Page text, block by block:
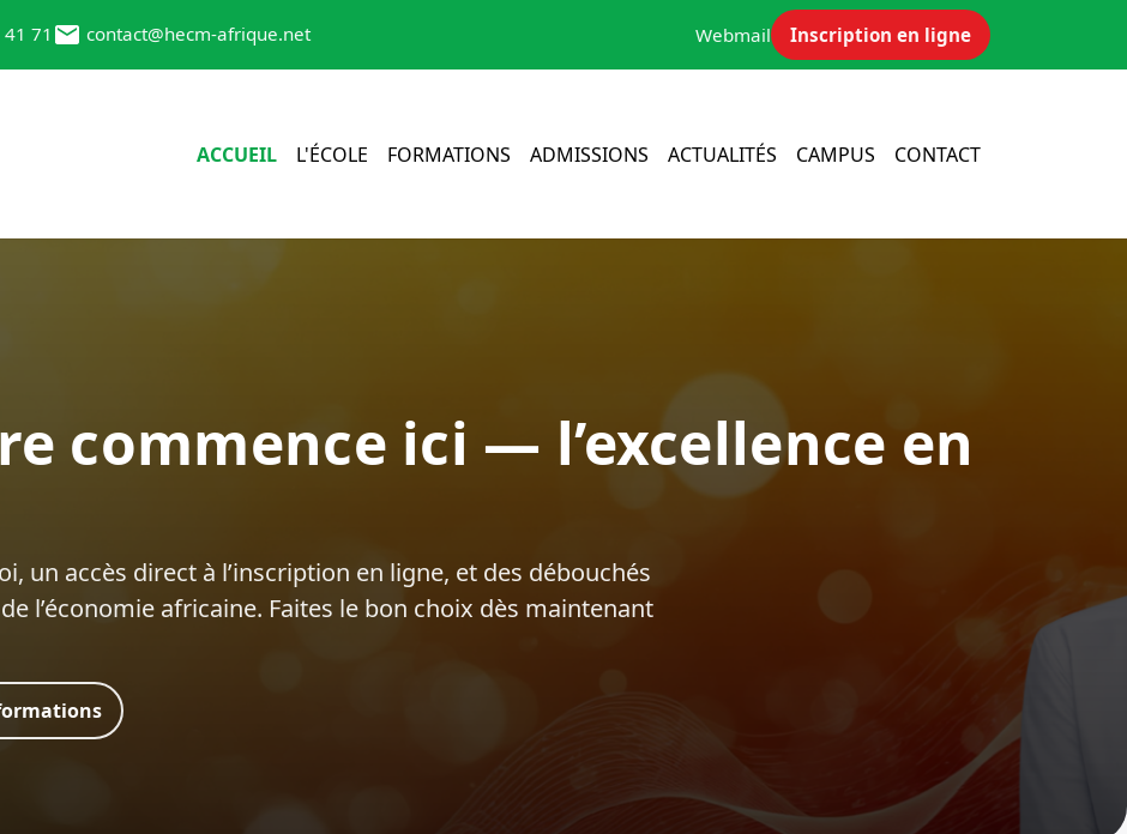
71 contact@hecm-afrique.net Webmail Inscription en ligne
ACCUEIL L'ÉCOLE FORMATIONS ADMISSIONS ACTUALITÉS CAMPUS CONTACT
commence ici — l’excellence en
un accès direct à l’inscription en ligne, et des débouchés
l’économie africaine. Faites le bon choix dès maintenant